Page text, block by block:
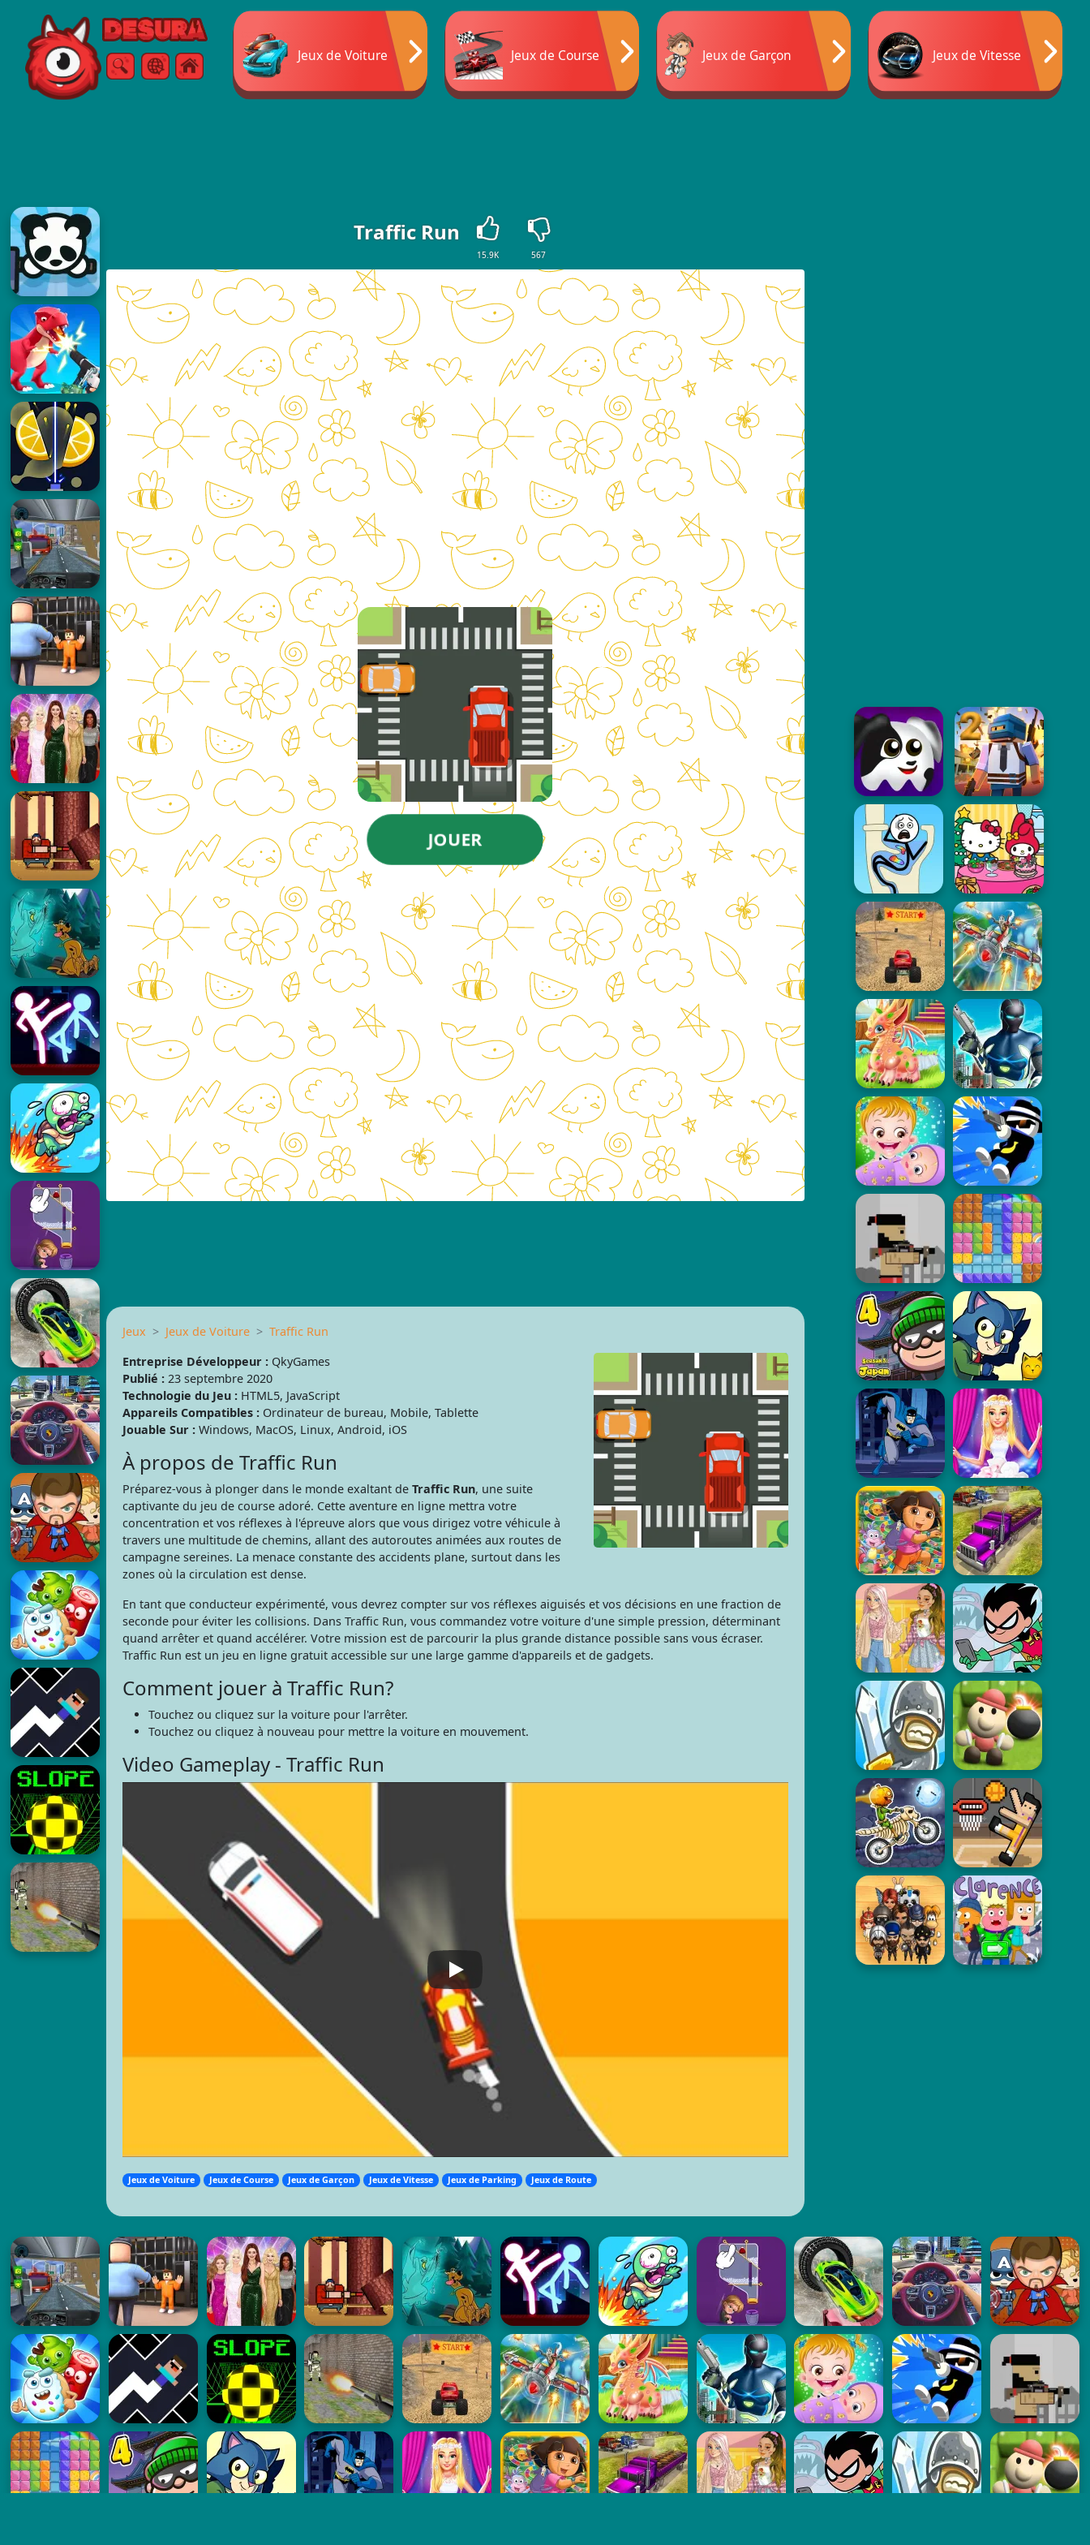
Free Online Games
ChercherMenu
Jeux de Voiture Jeux de Course Jeux de Garçon Jeux de Vitesse
Traffic Run
15.9K 567
JOUER
Jeux Jeux de Voiture
Traffic Run
Entreprise Développeur :QkyGames
Publié :23 septembre 2020
Technologie du Jeu :HTML5, JavaScript
Appareils Compatibles :Ordinateur de bureau, Mobile, Tablette
Jouable Sur :Windows, MacOS, Linux, Android, iOS
À propos de Traffic Run
Préparez-vous à plonger dans le monde exaltant de Traffic Run, une suite
captivante du jeu de course adoré. Cette aventure en ligne mettra votre
concentration et vos réflexes à l'épreuve alors que vous dirigez votre véhicule à
travers une multitude de chemins, allant des autoroutes animées aux routes de
campagne sereines. La menace constante des accidents plane, surtout dans les
zones où la circulation est dense.
En tant que conducteur expérimenté, vous devrez compter sur vos réflexes aiguisés et vos décisions en une fraction de
seconde pour éviter les collisions. Dans Traffic Run, vous commandez votre voiture d'une simple pression, déterminant
quand arrêter et quand accélérer. Votre mission est de parcourir la plus grande distance possible sans vous écraser.
Traffic Run est un jeu en ligne gratuit accessible sur une large gamme d'appareils et de gadgets.
Comment jouer à Traffic Run?
Touchez ou cliquez sur la voiture pour l'arrêter.
Touchez ou cliquez à nouveau pour mettre la voiture en mouvement.
Video Gameplay - Traffic Run
Jeux de Voiture Jeux de Course Jeux de Garçon Jeux de Vitesse Jeux de Parking Jeux de Route